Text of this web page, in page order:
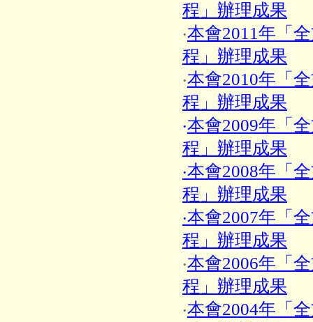
程」辦理成果
‧本會2011年「
程」辦理成果
‧本會2010年「
程」辦理成果
‧本會2009年「
程」辦理成果
‧本會2008年「
程」辦理成果
‧本會2007年「
程」辦理成果
‧本會2006年「
程」辦理成果
‧本會2004年「